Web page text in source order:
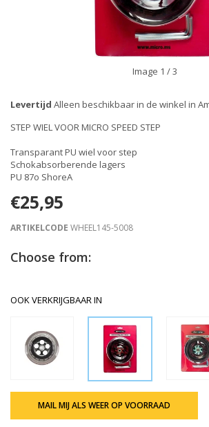
Image 1 / 3
Levertijd Alleen beschikbaar in de winkel in
STEP WIEL VOOR MICRO SPEED STEP
Transparant PU wiel voor step
Schokabsorberende lagers
PU 87o ShoreA
€25,95
ARTIKELCODE WHEEL145-5008
Choose from:
OOK VERKRIJGBAAR IN
MAIL MIJ ALS WEER OP VOORRAAD